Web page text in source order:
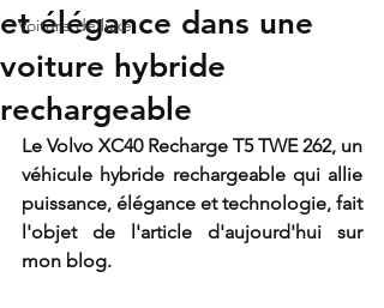
Voiture de luxe
et élégance dans une
voiture hybride
rechargeable
Le Volvo XC40 Recharge T5 TWE 262, un
véhicule hybride rechargeable qui allie
puissance, élégance et technologie, fait
l'objet de l'article d'aujourd'hui sur
mon blog.